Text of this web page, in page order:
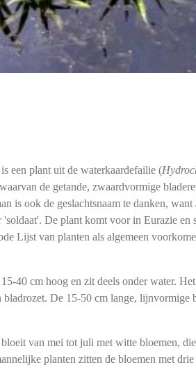
een plant uit de waterkaardefailie (
de getande, zwaardvormige
is ook de geslachtsnaam te danken, want
De plant komt voor in Eurazie en
Lijst van planten als algemeen
40 cm hoog en zit deels onder water.
bladrozet. De 15-50 cm lange, lijnvormige
van mei tot juli met witte bloemen,
planten zitten de bloemen met